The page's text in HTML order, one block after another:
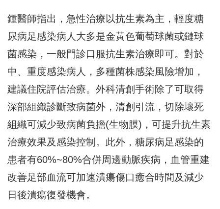
鍾醫師指出，急性治療以抗生素為主，輕度糖
尿病足感染病人大多是金黃色葡萄球菌或鏈球
菌感染，一般門診口服抗生素治療即可。對於
中、重度感染病人，多種菌株感染風險增加，
建議住院評估治療。外科清創手術除了可取得
深部組織診斷致病菌外，清創引流，切除壞死
組織可減少致病菌負擔(生物膜)，可提升抗生素
治療效果及感染控制。此外，糖尿病足感染的
患者有60%~80%合併周邊動脈疾病，血管重建
改善足部血流可加速潰瘍傷口癒合時間及減少
日後潰瘍復發機會。